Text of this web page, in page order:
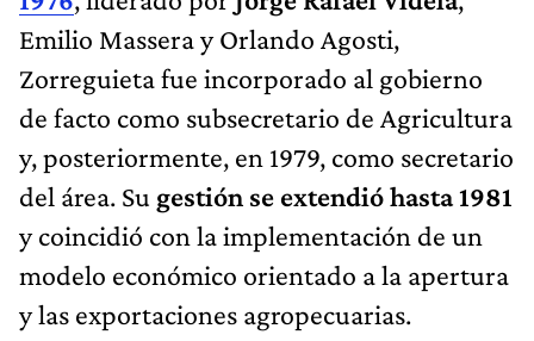
Emilio Massera y Orlando Agosti,
Zorreguieta fue incorporado al gobierno
de facto como subsecretario de Agricultura
y, posteriormente, en 1979, como secretario
del área. Su gestión se extendió hasta 1981
y coincidió con la implementación de un
modelo económico orientado a la apertura
y las exportaciones agropecuarias.